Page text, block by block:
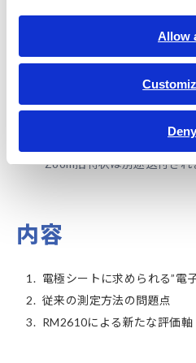
Allow
Deny
（別日に開催される動画セミナ
Zoom招待状は別途送付さ
内容
1. 電極シートに求められる”電
2. 従来の測定方法の問題点
3. RM2610による新たな評価軸